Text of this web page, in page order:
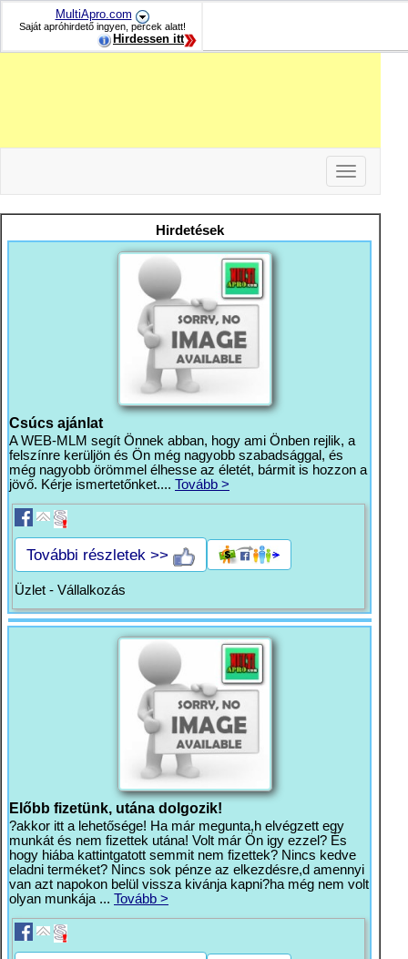
MultiApro.com
Saját apróhirdető ingyen, percek alatt!
Hirdessen itt
Toggle
navigation
-
-
Hirdetések
Csúcs ajánlat
A WEB-MLM segít Önnek abban, hogy ami Önben rejlik, a
felszínre kerüljön és Ön még nagyobb szabadsággal, és
még nagyobb örömmel élhesse az életét, bármit is hozzon a
jövő. Kérje ismertetőnket.... Tovább >
További részletek >>
Üzlet - Vállalkozás
Előbb fizetünk, utána dolgozik!
?akkor itt a lehetősége! Ha már megunta,h elvégzett egy
munkát és nem fizettek utána! Volt már Ön igy ezzel? És
hogy hiába kattintgatott semmit nem fizettek? Nincs kedve
eladni terméket? Nincs sok pénze az elkezdésre,d amennyi
van azt napokon belül vissza kivánja kapni?ha még nem volt
olyan munkája ... Tovább >